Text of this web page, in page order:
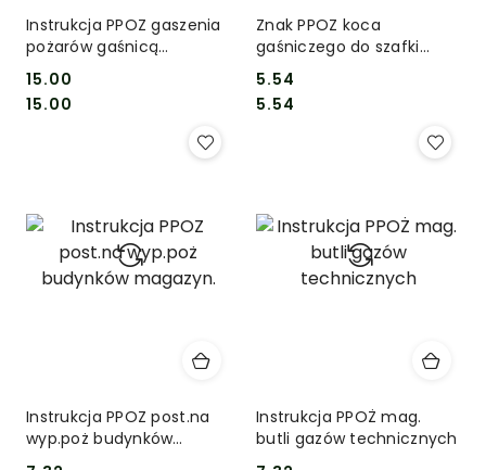
Instrukcja PPOZ gaszenia
pożarów gaśnicą
śniegową
Cena:
15.00
Cena:
15.00
Znak PPOZ koca
gaśniczego do szafki
10x15
Cena:
5.54
Cena:
5.54
Instrukcja PPOZ post.na
wyp.poż budynków
magazyn.
Instrukcja PPOŻ mag.
butli gazów technicznych